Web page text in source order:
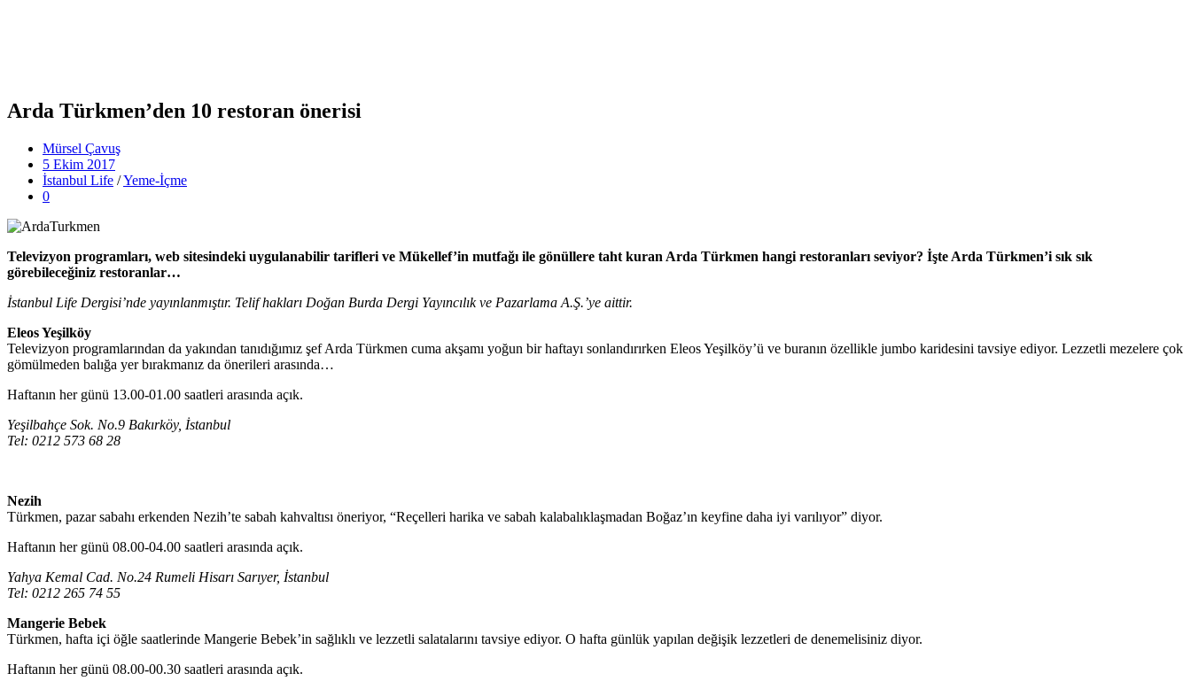
Arda Türkmen’den 10 restoran önerisi
Mürsel Çavuş
5 Ekim 2017
İstanbul Life /Yeme-İçme
0
Televizyon programları, web sitesindeki uygulanabilir tarifleri ve Mükellef’in mutfağı ile gönüllere taht kuran Arda Türkmen hangi restoranları seviyor? İşte Arda Türkmen’i sık sık
görebileceğiniz restoranlar…
İstanbul Life Dergisi’nde yayınlanmıştır. Telif hakları Doğan Burda Dergi Yayıncılık ve Pazarlama A.Ş.’ye aittir.
Eleos Yeşilköy
Televizyon programlarından da yakından tanıdığımız şef Arda Türkmen cuma akşamı yoğun bir haftayı sonlandırırken Eleos Yeşilköy’ü ve buranın özellikle jumbo karidesini tavsiye ediyor. Lezzetli mezelere çok
gömülmeden balığa yer bırakmanız da önerileri arasında…
Haftanın her günü 13.00-01.00 saatleri arasında açık.
Yeşilbahçe Sok. No.9 Bakırköy, İstanbul
Tel: 0212 573 68 28
Nezih
Türkmen, pazar sabahı erkenden Nezih’te sabah kahvaltısı öneriyor, “Reçelleri harika ve sabah kalabalıklaşmadan Boğaz’ın keyfine daha iyi varılıyor” diyor.
Haftanın her günü 08.00-04.00 saatleri arasında açık.
Yahya Kemal Cad. No.24 Rumeli Hisarı Sarıyer, İstanbul
Tel: 0212 265 74 55
Mangerie Bebek
Türkmen, hafta içi öğle saatlerinde Mangerie Bebek’in sağlıklı ve lezzetli salatalarını tavsiye ediyor. O hafta günlük yapılan değişik lezzetleri de denemelisiniz diyor.
Haftanın her günü 08.00-00.30 saatleri arasında açık.